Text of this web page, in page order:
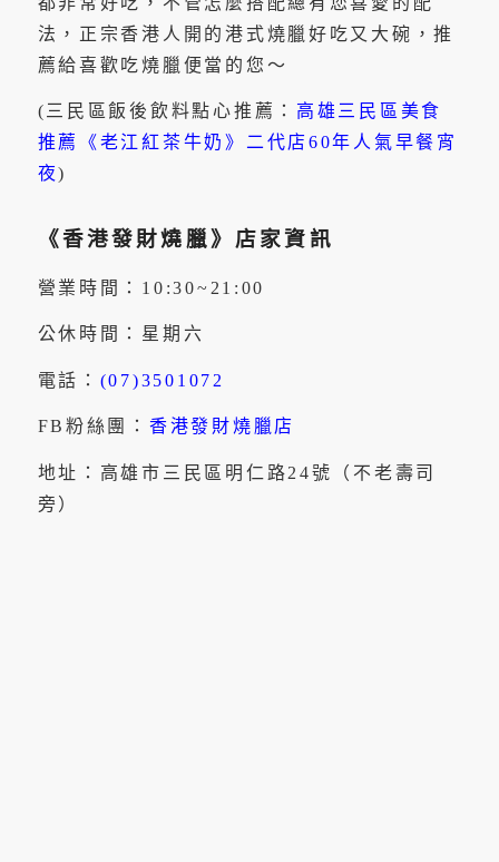
法，正宗香港人開的港式燒臘好吃又大碗，推
薦給喜歡吃燒臘便當的您～
(三民區飯後飲料點心推薦： 高雄三民區美食
推薦《老江紅茶牛奶》二代店60年人氣早餐宵
夜)
《香港發財燒臘》店家資訊
營業時間：10:30~21:00
公休時間：星期六
電話： (07)3501072
FB粉絲團： 香港發財燒臘店
地址：高雄市三民區明仁路24號（不老壽司
旁）